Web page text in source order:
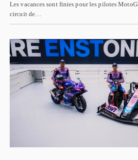
Les vacances sont finies pour les pilotes
circuit de…